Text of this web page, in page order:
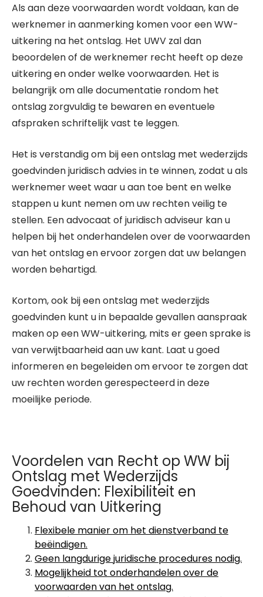
Als aan deze voorwaarden wordt voldaan, kan de
werknemer in aanmerking komen voor een WW-
uitkering na het ontslag. Het UWV zal dan
beoordelen of de werknemer recht heeft op deze
uitkering en onder welke voorwaarden. Het is
belangrijk om alle documentatie rondom het
ontslag zorgvuldig te bewaren en eventuele
afspraken schriftelijk vast te leggen.
Het is verstandig om bij een ontslag met wederzijds
goedvinden juridisch advies in te winnen, zodat u als
werknemer weet waar u aan toe bent en welke
stappen u kunt nemen om uw rechten veilig te
stellen. Een advocaat of juridisch adviseur kan u
helpen bij het onderhandelen over de voorwaarden
van het ontslag en ervoor zorgen dat uw belangen
worden behartigd.
Kortom, ook bij een ontslag met wederzijds
goedvinden kunt u in bepaalde gevallen aanspraak
maken op een WW-uitkering, mits er geen sprake is
van verwijtbaarheid aan uw kant. Laat u goed
informeren en begeleiden om ervoor te zorgen dat
uw rechten worden gerespecteerd in deze
moeilijke periode.
Voordelen van Recht op WW bij
Ontslag met Wederzijds
Goedvinden: Flexibiliteit en
Behoud van Uitkering
Flexibele manier om het dienstverband te
beëindigen.
Geen langdurige juridische procedures nodig.
Mogelijkheid tot onderhandelen over de
voorwaarden van het ontslag.